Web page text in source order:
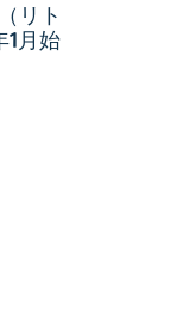
リト
1月始